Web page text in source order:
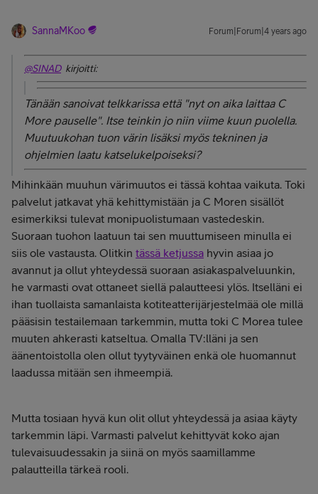
SannaMKoo Forum|Forum|4 years ago
@SINADkirjoitti:
Tänään sanoivat telkkarissa että "nyt on aika laittaa C
More pauselle". Itse teinkin jo niin viime kuun puolella.
Muutuukohan tuon värin lisäksi myös tekninen ja
ohjelmien laatu katselukelpoiseksi?
Mihinkään muuhun värimuutos ei tässä kohtaa vaikuta. Toki
palvelut jatkavat yhä kehittymistään ja C Moren sisällöt
esimerkiksi tulevat monipuolistumaan vastedeskin.
Suoraan tuohon laatuun tai sen muuttumiseen minulla ei
siis ole vastausta. Olitkin tässä ketjussa hyvin asiaa jo
avannut ja ollut yhteydessä suoraan asiakaspalveluunkin,
he varmasti ovat ottaneet siellä palautteesi ylös. Itselläni ei
ihan tuollaista samanlaista kotiteatterijärjestelmää ole millä
pääsisin testailemaan tarkemmin, mutta toki C Morea tulee
muuten ahkerasti katseltua. Omalla TV:lläni ja sen
äänentoistolla olen ollut tyytyväinen enkä ole huomannut
laadussa mitään sen ihmeempiä.
Mutta tosiaan hyvä kun olit ollut yhteydessä ja asiaa käyty
tarkemmin läpi. Varmasti palvelut kehittyvät koko ajan
tulevaisuudessakin ja siinä on myös saamillamme
palautteilla tärkeä rooli.